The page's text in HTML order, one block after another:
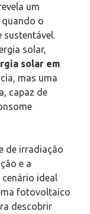
um
o
solar,
solar em
mas uma
capaz de
de irradiação
e a
ideal
fotovoltaico
descobrir